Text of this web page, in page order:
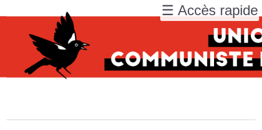
☰ Accès rapide